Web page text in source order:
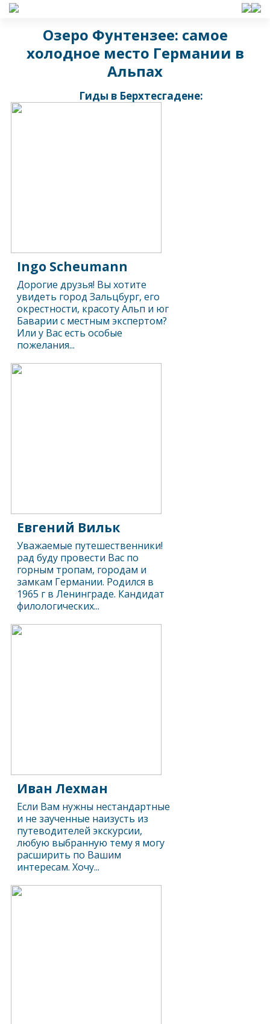
Озеро Фунтензее: самое
холодное место Германии в
Альпах
Гиды в Берхтесгадене:
Ingo Scheumann
Дорогие друзья! Вы хотите
увидеть город Зальцбург, его
окрестности, красоту Альп и юг
Баварии с местным экспертом?
Или у Вас есть особые
пожелания...
Евгений Вильк
Уважаемые путешественники!
рад буду провести Вас по
горным тропам, городам и
замкам Германии. Родился в
1965 г в Ленинграде. Кандидат
филологических...
Иван Лехман
Если Вам нужны нестандартные
и не заученные наизусть из
путеводителей экскурсии,
любую выбранную тему я могу
расширить по Вашим
интересам. Хочу...